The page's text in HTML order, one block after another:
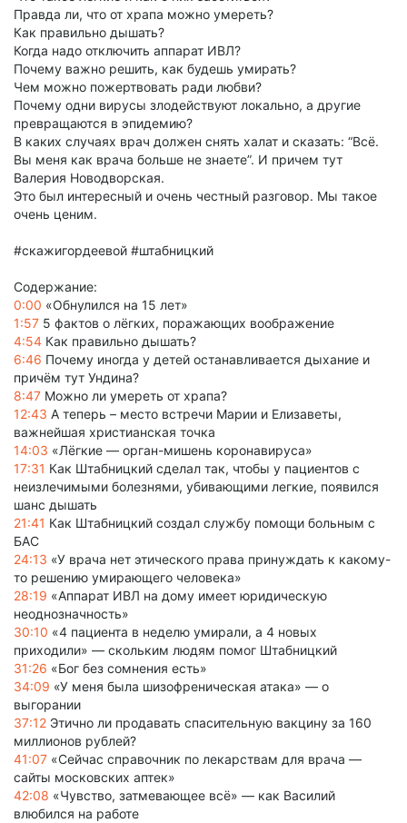
Правда ли, что от храпа можно умереть?
Как правильно дышать?
Когда надо отключить аппарат ИВЛ?
Почему важно решить, как будешь умирать?
Чем можно пожертвовать ради любви?
Почему одни вирусы злодействуют локально, а другие
превращаются в эпидемию?
В каких случаях врач должен снять халат и сказать: “Всё.
Вы меня как врача больше не знаете”. И причем тут
Валерия Новодворская.
Это был интересный и очень честный разговор. Мы такое
очень ценим.
#скажигордеевой #штабницкий
Содержание:
0:00 «Обнулился на 15 лет»
1:57 5 фактов о лёгких, поражающих воображение
4:54 Как правильно дышать?
6:46 Почему иногда у детей останавливается дыхание и
причём тут Ундина?
8:47 Можно ли умереть от храпа?
12:43 А теперь – место встречи Марии и Елизаветы,
важнейшая христианская точка
14:03 «Лёгкие — орган-мишень коронавируса»
17:31 Как Штабницкий сделал так, чтобы у пациентов с
неизлечимыми болезнями, убивающими легкие, появился
шанс дышать
21:41 Как Штабницкий создал службу помощи больным с
БАС
24:13 «У врача нет этического права принуждать к какому-
то решению умирающего человека»
28:19 «Аппарат ИВЛ на дому имеет юридическую
неоднозначность»
30:10 «4 пациента в неделю умирали, а 4 новых
приходили» — скольким людям помог Штабницкий
31:26 «Бог без сомнения есть»
34:09 «У меня была шизофреническая атака» — о
выгорании
37:12 Этично ли продавать спасительную вакцину за 160
миллионов рублей?
41:07 «Сейчас справочник по лекарствам для врача —
сайты московских аптек»
42:08 «Чувство, затмевающее всё» — как Василий
влюбился на работе